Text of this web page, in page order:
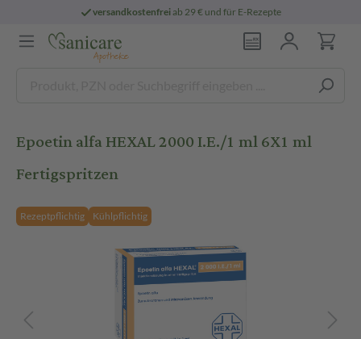
versandkostenfreiab 29 € und für E-Rezepte
Epoetin alfa HEXAL 2000 I.E./1 ml 6X1 ml
Fertigspritzen
Rezeptpflichtig Kühlpflichtig